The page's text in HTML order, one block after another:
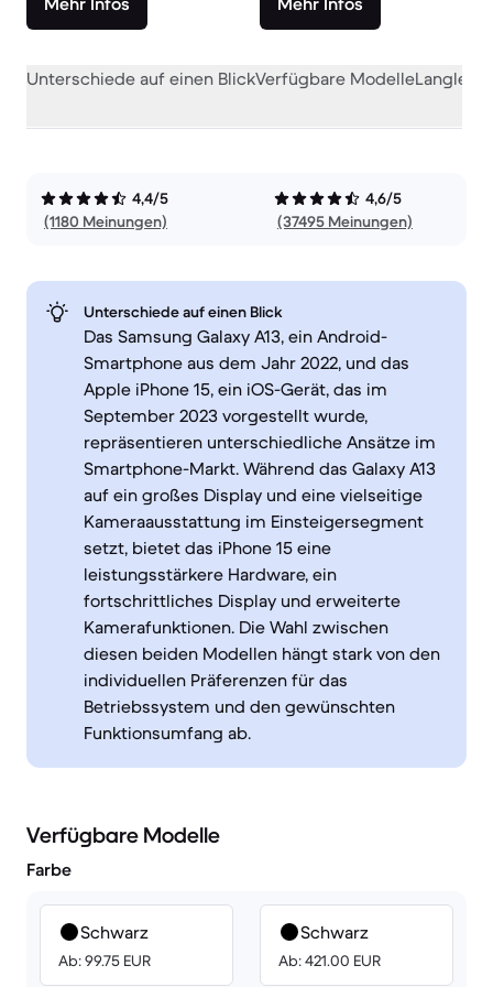
Unterschiede auf einen BlickVerfügbare Modelle
4,4/5
(1180 Meinungen)
4,6/5
(37495 Meinungen)
Unterschiede auf einen Blick
Das Samsung Galaxy A13, ein Android-
Smartphone aus dem Jahr 2022, und das
Apple iPhone 15, ein iOS-Gerät, das im
September 2023 vorgestellt wurde,
repräsentieren unterschiedliche Ansätze im
Smartphone-Markt. Während das Galaxy A13
auf ein großes Display und eine vielseitige
Kameraausstattung im Einsteigersegment
setzt, bietet das iPhone 15 eine
leistungsstärkere Hardware, ein
fortschrittliches Display und erweiterte
Kamerafunktionen. Die Wahl zwischen
diesen beiden Modellen hängt stark von den
individuellen Präferenzen für das
Betriebssystem und den gewünschten
Funktionsumfang ab.
Verfügbare Modelle
Farbe
Schwarz
Ab: 99.75 EUR
Schwarz
Ab: 421.00 EUR